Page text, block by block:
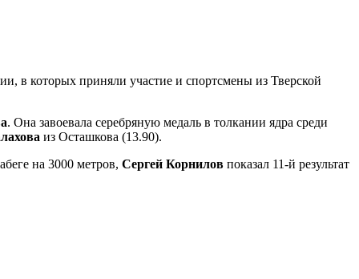
в которых приняли участие и спортсмены из Тверской
. Она завоевала серебряную медаль в толкании ядра среди
из Осташкова (13.90).
на 3000 метров, Сергей Корнилов показал 11-й результат